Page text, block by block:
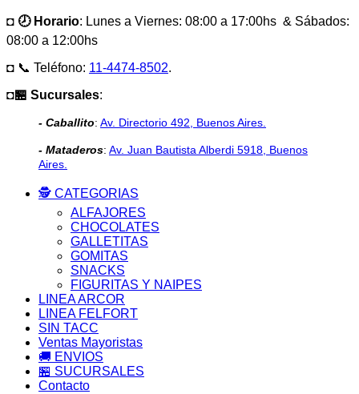
◘ 🕗 Horario: Lunes a Viernes: 08:00 a 17:00hs & Sábados:
08:00 a 12:00hs
◘ 📞 Teléfono: 11-4474-8502.
◘🏪 Sucursales:
- Caballito: Av. Directorio 492, Buenos Aires.
- Mataderos: Av. Juan Bautista Alberdi 5918, Buenos
Aires.
🕵️ CATEGORIAS
ALFAJORES
CHOCOLATES
GALLETITAS
GOMITAS
SNACKS
FIGURITAS Y NAIPES
LINEA ARCOR
LINEA FELFORT
SIN TACC
Ventas Mayoristas
🚚 ENVIOS
🏪 SUCURSALES
Contacto